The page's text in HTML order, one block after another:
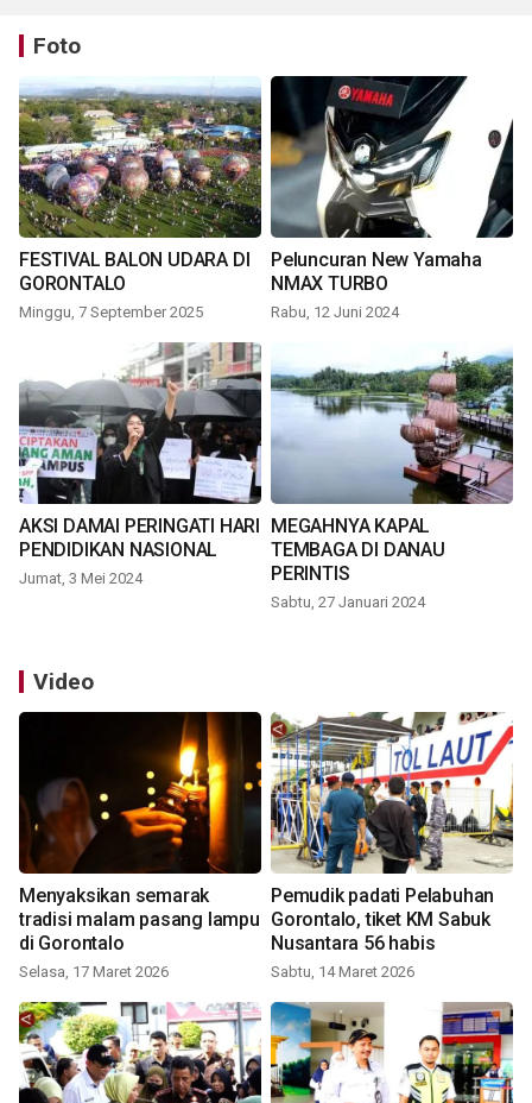
Foto
FESTIVAL BALON UDARA DI
GORONTALO
Minggu, 7 September 2025
Peluncuran New Yamaha
NMAX TURBO
Rabu, 12 Juni 2024
AKSI DAMAI PERINGATI HARI
PENDIDIKAN NASIONAL
Jumat, 3 Mei 2024
MEGAHNYA KAPAL
TEMBAGA DI DANAU
PERINTIS
Sabtu, 27 Januari 2024
Video
Menyaksikan semarak
tradisi malam pasang lampu
di Gorontalo
Selasa, 17 Maret 2026
Pemudik padati Pelabuhan
Gorontalo, tiket KM Sabuk
Nusantara 56 habis
Sabtu, 14 Maret 2026